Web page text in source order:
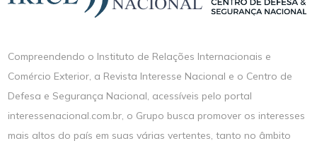
Compreendendo o Instituto de Relações Internacionais e
Comércio Exterior, a Revista Interesse Nacional e o Centro de
Defesa e Segurança Nacional, acessíveis pelo portal
interessenacional.com.br, o Grupo busca promover os interesses
mais altos do país em suas várias vertentes, tanto no âmbito